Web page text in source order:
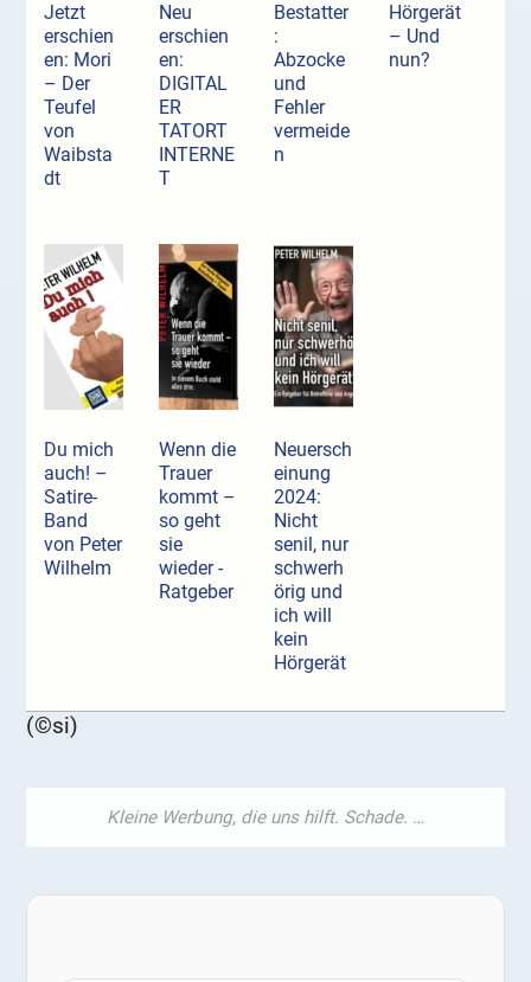
Jetzt
erschien
en: Mori
– Der
Teufel
von
Waibsta
dt
Neu
erschien
en:
DIGITAL
ER
TATORT
INTERNE
T
Bestatter
:
Abzocke
und
Fehler
vermeide
n
Hörgerät
– Und
nun?
Du mich
auch! –
Satire-
Band
von Peter
Wilhelm
Wenn die
Trauer
kommt –
so geht
sie
wieder -
Ratgeber
Neuersch
einung
2024:
Nicht
senil, nur
schwerh
örig und
ich will
kein
Hörgerät
(©si)